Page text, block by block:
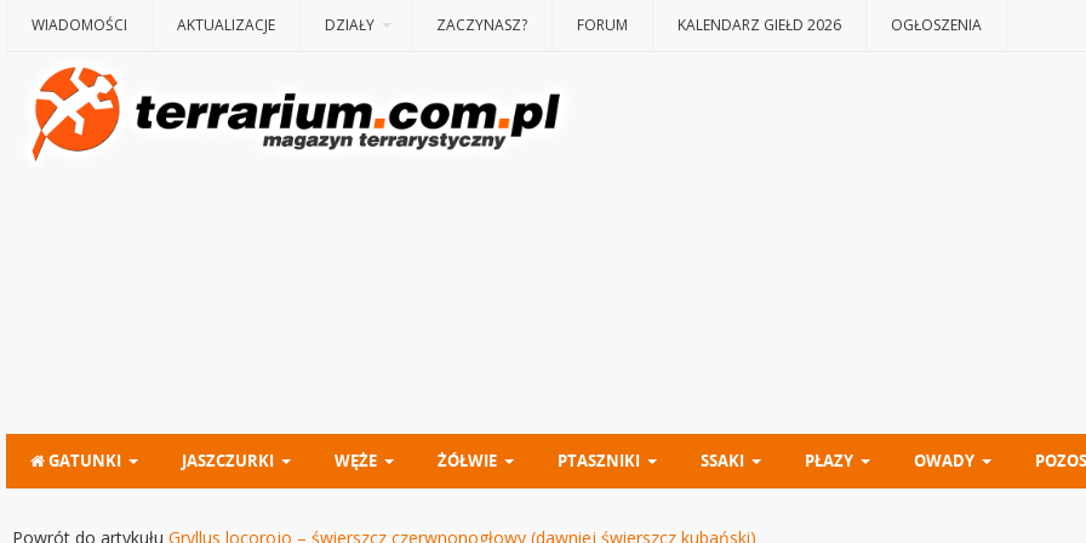
WIADOMOŚCI AKTUALIZACJE DZIAŁY ZACZYNASZ? FORUM KALENDARZ GIEŁD 2026 OGŁOSZENIA
GATUNKI JASZCZURKI WĘŻE ŻÓŁWIE PTASZNIKI SSAKI PŁAZY OWADY
Powrót do artykułu Gryllus locorojo – świerszcz czerwnonogłowy (dawniej świerszcz kubański)